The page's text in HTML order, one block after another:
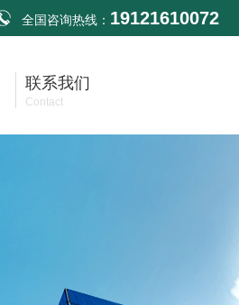
全国咨询热线： 19121610072
联系我们
Contact